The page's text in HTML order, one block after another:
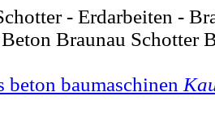
- Erdarbeiten -
Braunau Schotter
baumaschinen